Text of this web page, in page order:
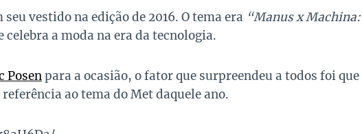
vestido na edição de 2016. O tema era “Manus x Machina:
celebra a moda na era da tecnologia.
Posenpara a ocasião, o fator que surpreendeu a todos foi que
referência ao tema do Met daquele ano.